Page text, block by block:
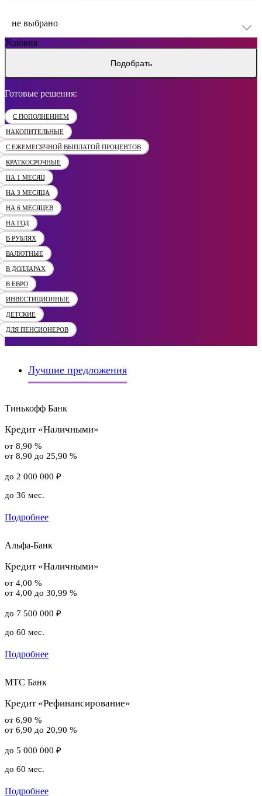
не выбрано
Условия
Подобрать
Готовые решения:
С ПОПОЛНЕНИЕМ
НАКОПИТЕЛЬНЫЕ
С ЕЖЕМЕСЯЧНОЙ ВЫПЛАТОЙ ПРОЦЕНТОВ
КРАТКОСРОЧНЫЕ
НА 1 МЕСЯЦ
НА 3 МЕСЯЦА
НА 6 МЕСЯЦЕВ
НА ГОД
В РУБЛЯХ
ВАЛЮТНЫЕ
В ДОЛЛАРАХ
В ЕВРО
ИНВЕСТИЦИОННЫЕ
ДЕТСКИЕ
ДЛЯ ПЕНСИОНЕРОВ
Лучшие предложения
Тинькофф Банк
Кредит «Наличными»
от 8,90 %
от 8,90 до 25,90 %
до 2 000 000 ₽
до 36 мес.
Подробнее
Альфа-Банк
Кредит «Наличными»
от 4,00 %
от 4,00 до 30,99 %
до 7 500 000 ₽
до 60 мес.
Подробнее
МТС Банк
Кредит «Рефинансирование»
от 6,90 %
от 6,90 до 20,90 %
до 5 000 000 ₽
до 60 мес.
Подробнее